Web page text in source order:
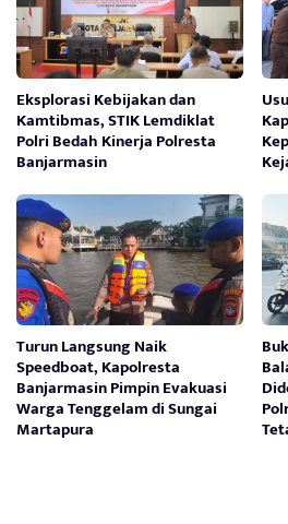
Eksplorasi Kebijakan dan
Kamtibmas, STIK Lemdiklat
Polri Bedah Kinerja Polresta
Banjarmasin
Turun Langsung Naik
Speedboat, Kapolresta
Banjarmasin Pimpin Evakuasi
Warga Tenggelam di Sungai
Martapura